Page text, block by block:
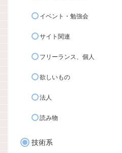
イベント・勉強会
サイト関連
フリーランス、個人
欲しいもの
法人
読み物
技術系